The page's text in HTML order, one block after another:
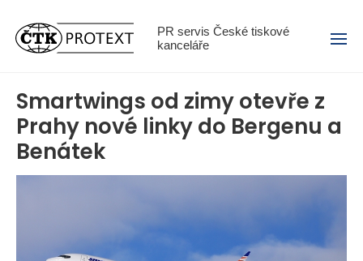
PR servis České tiskové
kanceláře
Menu
Smartwings od zimy otevře z
Prahy nové linky do Bergenu a
Benátek